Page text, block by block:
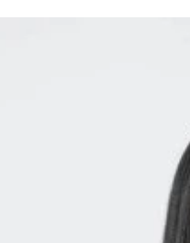
タイプ） 資生堂「アネ
ォッシングフォーム（